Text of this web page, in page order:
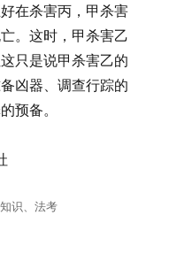
在杀害丙，甲杀害
。这时，甲杀害乙
只是说甲杀害乙的
凶器、调查行踪的
预备。
识、法考